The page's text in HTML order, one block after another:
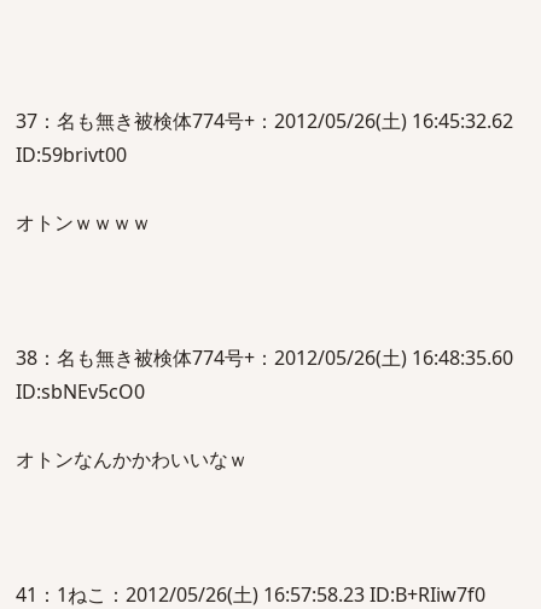
37：名も無き被検体774号+：2012/05/26(土) 16:45:32.62
ID:59brivt00
オトンｗｗｗｗ
38：名も無き被検体774号+：2012/05/26(土) 16:48:35.60
ID:sbNEv5cO0
オトンなんかかわいいなｗ
41：1ねこ：2012/05/26(土) 16:57:58.23 ID:B+RIiw7f0